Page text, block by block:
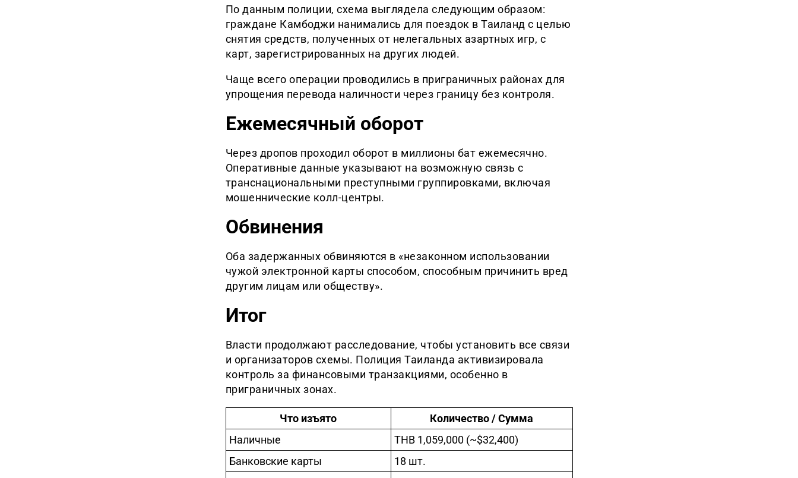
По данным полиции, схема выглядела следующим образом:
граждане Камбоджи нанимались для поездок в Таиланд с целью
снятия средств, полученных от нелегальных азартных игр, с
карт, зарегистрированных на других людей.
Чаще всего операции проводились в приграничных районах для
упрощения перевода наличности через границу без контроля.
Ежемесячный оборот
Через дропов проходил оборот в миллионы бат ежемесячно.
Оперативные данные указывают на возможную связь с
транснациональными преступными группировками, включая
мошеннические колл-центры.
Обвинения
Оба задержанных обвиняются в «незаконном использовании
чужой электронной карты способом, способным причинить вред
другим лицам или обществу».
Итог
Власти продолжают расследование, чтобы установить все связи
и организаторов схемы. Полиция Таиланда активизировала
контроль за финансовыми транзакциями, особенно в
приграничных зонах.
Что изъято
Количество / Сумма
Наличные
THB 1,059,000 (~$32,400)
Банковские карты
18 шт.